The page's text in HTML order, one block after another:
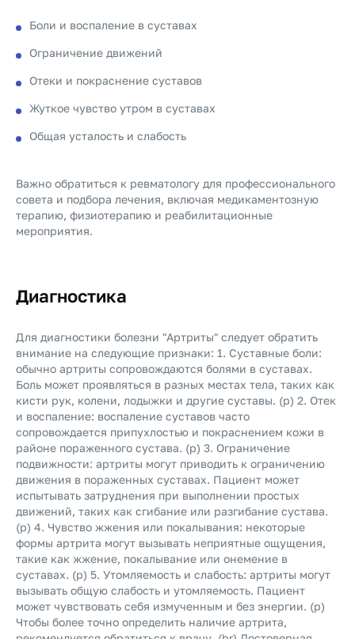
Боли и воспаление в суставах
Ограничение движений
Отеки и покраснение суставов
Жуткое чувство утром в суставах
Общая усталость и слабость
Важно обратиться к ревматологу для профессионального
совета и подбора лечения, включая медикаментозную
терапию, физиотерапию и реабилитационные
мероприятия.
Диагностика
Для диагностики болезни "Артриты" следует обратить
внимание на следующие признаки: 1. Суставные боли:
обычно артриты сопровождаются болями в суставах.
Боль может проявляться в разных местах тела, таких как
кисти рук, колени, лодыжки и другие суставы. (p) 2. Отек
и воспаление: воспаление суставов часто
сопровождается припухлостью и покраснением кожи в
районе пораженного сустава. (p) 3. Ограничение
подвижности: артриты могут приводить к ограничению
движения в пораженных суставах. Пациент может
испытывать затруднения при выполнении простых
движений, таких как сгибание или разгибание сустава.
(p) 4. Чувство жжения или покалывания: некоторые
формы артрита могут вызывать неприятные ощущения,
такие как жжение, покалывание или онемение в
суставах. (p) 5. Утомляемость и слабость: артриты могут
вызывать общую слабость и утомляемость. Пациент
может чувствовать себя измученным и без энергии. (p)
Чтобы более точно определить наличие артрита,